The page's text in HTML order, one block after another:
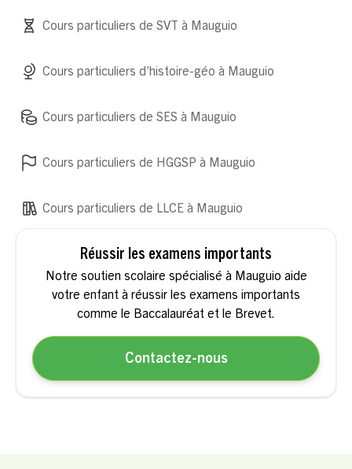
Cours particuliers d’histoire-géo à Mauguio
Cours particuliers de SES à Mauguio
Cours particuliers de HGGSP à Mauguio
Cours particuliers de LLCE à Mauguio
Cours particuliers de SVT à Mauguio
Réussir les examens importants
Notre soutien scolaire spécialisé à Mauguio aide
votre enfant à réussir les examens importants
comme le Baccalauréat et le Brevet.
Contactez-nous